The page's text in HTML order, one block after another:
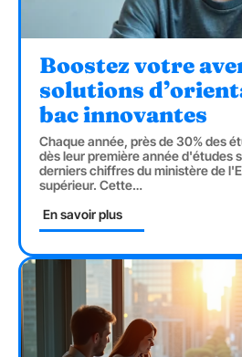
Boostez votre
solutions
bac innovantes
Chaque année, près de 30% des
dès leur première année d'études
derniers chiffres du ministère de
supérieur. Cette…
En savoir plus